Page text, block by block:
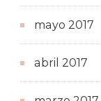
mayo 2017
abril 2017